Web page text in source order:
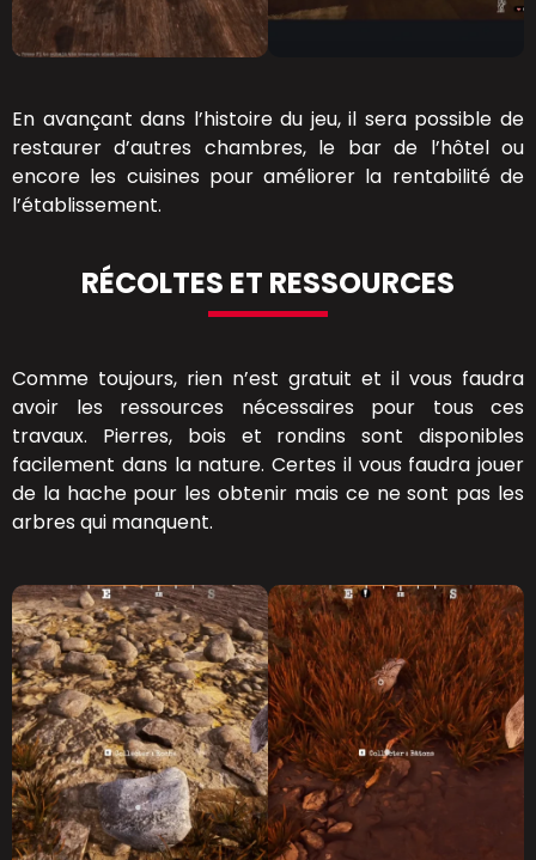
En avançant dans l’histoire du jeu, il sera possible de
restaurer d’autres chambres, le bar de l’hôtel ou
encore les cuisines pour améliorer la rentabilité de
l’établissement.
RÉCOLTES ET RESSOURCES
Comme toujours, rien n’est gratuit et il vous faudra
avoir les ressources nécessaires pour tous ces
travaux. Pierres, bois et rondins sont disponibles
facilement dans la nature. Certes il vous faudra jouer
de la hache pour les obtenir mais ce ne sont pas les
arbres qui manquent.